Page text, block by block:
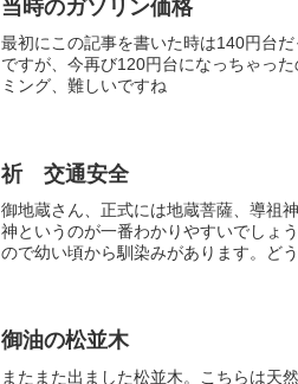
当時のガソリン価格
最初にこの記事を書いた時は140円台
ですが、今再び120円台になっちゃっ
ミング、難しいですね
祈 交通安全
御地蔵さん、正式には地蔵菩薩、導祖
神というのが一番わかりやすいでしょ
ので幼い頃から馴染みがあります。ど
御油の松並木
またまた出ました松並木。こちらは天